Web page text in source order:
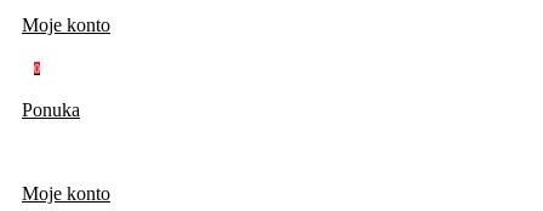
Moje konto
0
Ponuka
Moje konto